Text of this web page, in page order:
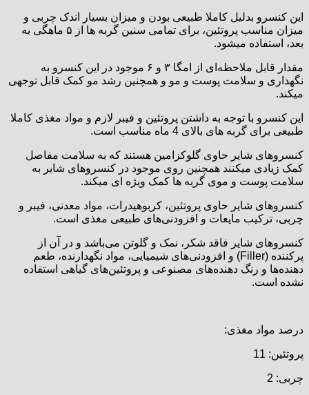
این کنسرو بدلیل کاملا طبیعی بودن و میزان بسیار اندک چربی و
میزان مناسب پروتئین، برای تمامی سنین گربه ها از ۵ ماهگی به
بعد، استفاده میشود.
مقدار قابل ملاحظه‌ای از امگا ۳ و ۶ موجود در این کنسرو به
نگهداری و سلامت پوست و مو و همچنین رشد مو کمک قابل توجهی
میکند.
این کنسرو با توجه به داشتن پروتئین و فیبر لازم و مواد مغذی کاملا
طبیعی برای گربه های بالای 4 ماه مناسب است.
کنسروهای شایر حاوی گلوکزامین هستند که به سلامت مفاصل
کمک زیادی میکنند همچنین روی موجود در کنسروهای شایر به
سلامت پوست و موی گربه ها کمک ویژه ای میکند.
کنسروهای شایر حاوی پروتئین، کربوهیدرات، مواد معدنی، فیبر و
چربی، ترکیب مایعات و افزودنی‌های طبیعی مغذی است.
کنسروهای شایر فاقد شکر، نمک و گلوتن می‌باشد و در آن از
پرکننده (Filler) و افزودنی‌های شیمیایی، مواد نگهدارنده، طعم
دهنده‌ها و رنگ دهنده‌های مصنوعی و پروتئین‌های گیاهی استفاده
نشده است.
درصد مواد مغذی:
پروتئین: 11
چربی: 2